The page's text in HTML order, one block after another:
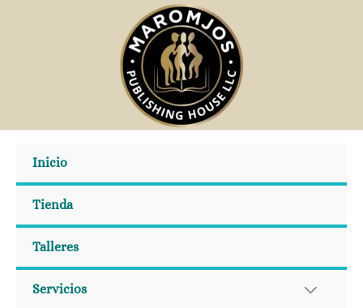
Inicio
Tienda
Talleres
Servicios